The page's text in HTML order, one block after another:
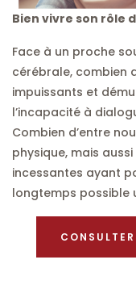
Bien vivre son rôle
Face à un proche
cérébrale, combien
impuissants et
l’incapacité à
Combien d’entre
physique, mais
incessantes ayant
longtemps possible